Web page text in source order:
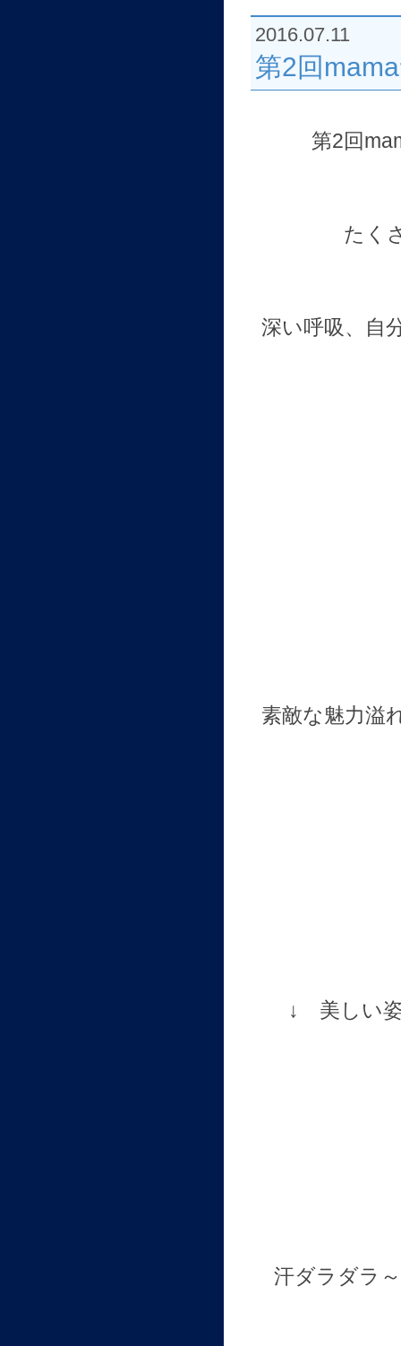
2016.07.11
第2回
第2回
たく
深い呼吸、自
素敵な魅力溢
↓ 美しい
汗ダラダラ